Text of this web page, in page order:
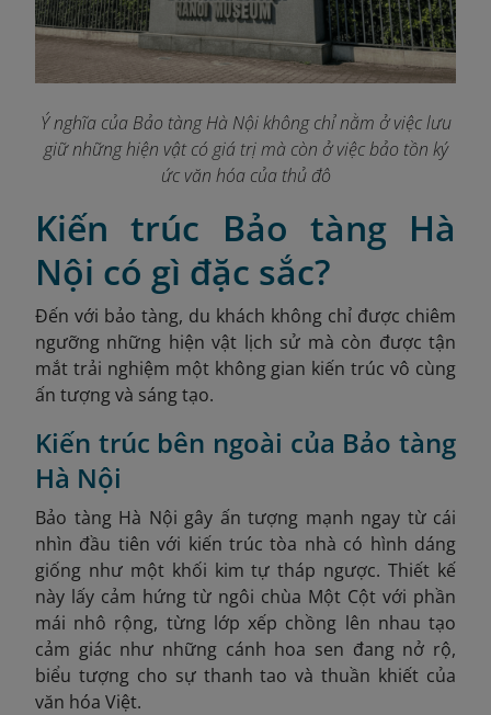
Ý nghĩa của Bảo tàng Hà Nội không chỉ nằm ở việc lưu
giữ những hiện vật có giá trị mà còn ở việc bảo tồn ký
ức văn hóa của thủ đô
Kiến trúc Bảo tàng Hà
Nội có gì đặc sắc?
Đến với bảo tàng, du khách không chỉ được chiêm
ngưỡng những hiện vật lịch sử mà còn được tận
mắt trải nghiệm một không gian kiến trúc vô cùng
ấn tượng và sáng tạo.
Kiến trúc bên ngoài của Bảo tàng
Hà Nội
Bảo tàng Hà Nội gây ấn tượng mạnh ngay từ cái
nhìn đầu tiên với kiến trúc tòa nhà có hình dáng
giống như một khối kim tự tháp ngược. Thiết kế
này lấy cảm hứng từ ngôi chùa Một Cột với phần
mái nhô rộng, từng lớp xếp chồng lên nhau tạo
cảm giác như những cánh hoa sen đang nở rộ,
biểu tượng cho sự thanh tao và thuần khiết của
văn hóa Việt.